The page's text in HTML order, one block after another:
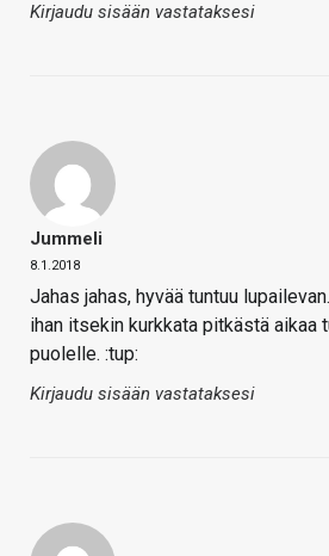
Kirjaudu sisään vastataksesi
Jummeli
8.1.2018
Jahas jahas, hyvää tuntuu
ihan itsekin kurkkata pitkästä aikaa
puolelle. :tup:
Kirjaudu sisään vastataksesi